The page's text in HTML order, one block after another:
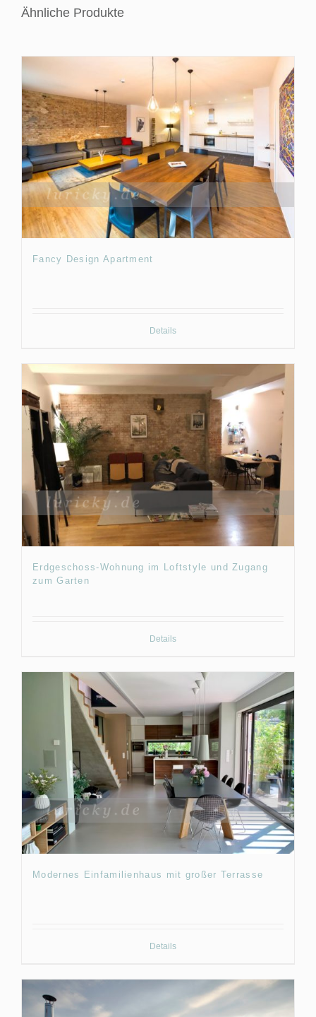
Ähnliche Produkte
Fancy Design Apartment
Details
Erdgeschoss-Wohnung im Loftstyle und Zugang
zum Garten
Details
Modernes Einfamilienhaus mit großer Terrasse
Details